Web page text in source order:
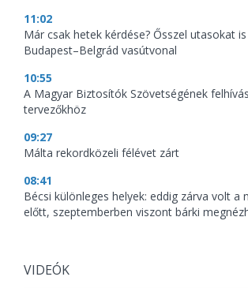
11:02
Már csak hetek kérdése? Ősszel utasokat
Budapest–Belgrád vasútvonal
10:55
A Magyar Biztosítók Szövetségének
tervezőkhöz
09:27
Málta rekordközeli félévet zárt
08:41
Bécsi különleges helyek: eddig zárva volt a
előtt, szeptemberben viszont bárki
VIDEÓK